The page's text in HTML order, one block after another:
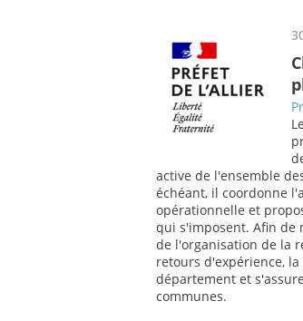
active de l'ensemble
échéant, il coordonne
opérationnelle et
qui s'imposent. Afin de
de l'organisation de la
retours d'expérience,
département et
communes.